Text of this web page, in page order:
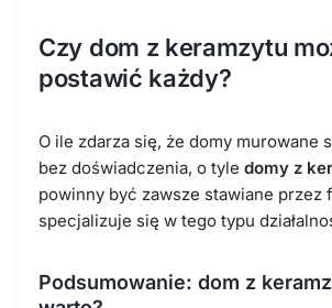
Czy dom z keramzytu
postawić każdy?
O ile zdarza się, że domy murowane
bez doświadczenia, o tyle domy z
powinny być zawsze stawiane przez
specjalizuje się w tego typu
Podsumowanie: dom z